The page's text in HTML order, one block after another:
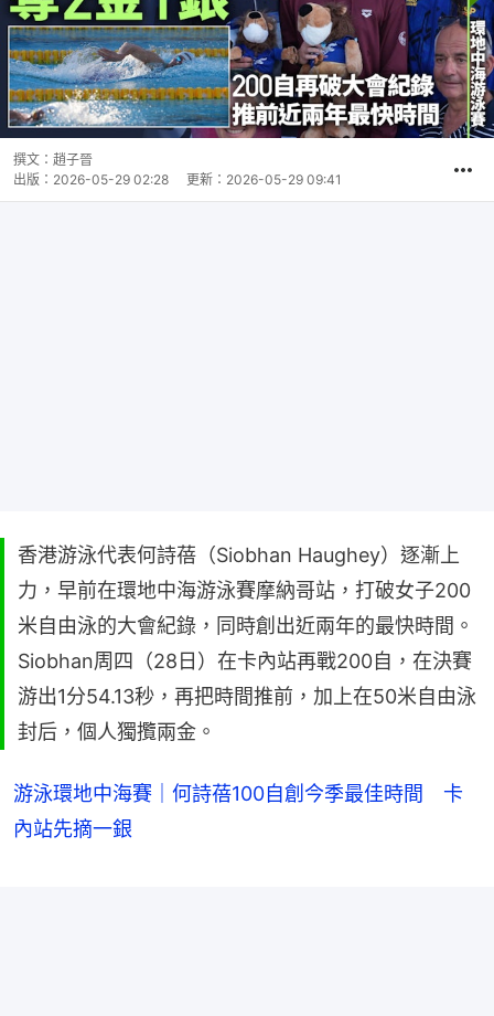
撰文： 趙子晉
出版： 2026-05-29 02:28 更新： 2026-05-29 09:41
香港游泳代表何詩蓓（Siobhan Haughey）逐漸上
力，早前在環地中海游泳賽摩納哥站，打破女子200
米自由泳的大會紀錄，同時創出近兩年的最快時間。
Siobhan周四（28日）在卡內站再戰200自，在決賽
游出1分54.13秒，再把時間推前，加上在50米自由泳
封后，個人獨攬兩金。
游泳環地中海賽｜何詩蓓100自創今季最佳時間 卡
內站先摘一銀